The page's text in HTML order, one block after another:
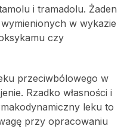
i tramadolu. Żaden
w wykazie
czy
przeciwbólowego w
Rzadko własności i
leku to
przy opracowaniu